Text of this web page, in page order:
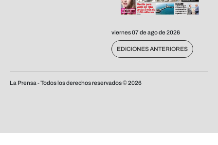
viernes 07 de ago de 2026
EDICIONES ANTERIORES
La Prensa - Todos los derechos reservados ©2026